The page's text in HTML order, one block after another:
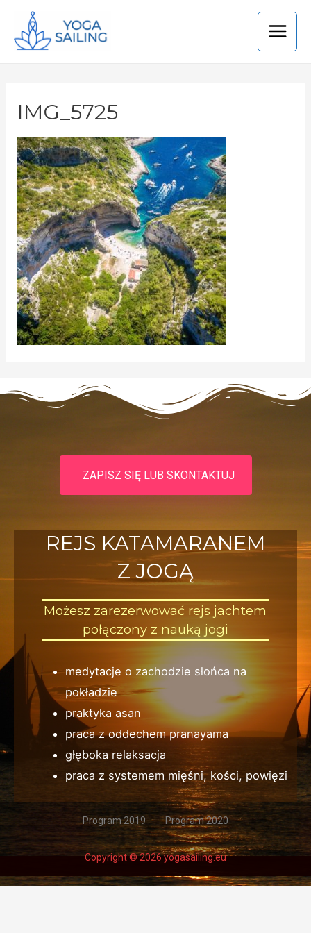
IMG_5725
REJS KATAMARANEM
Z JOGĄ
Możesz zarezerwować rejs jachtem
połączony z nauką jogi
medytacje o zachodzie słońca na
pokładzie
praktyka asan
praca z oddechem pranayama
głęboka relaksacja
praca z systemem mięśni, kości, powięzi
ZAPISZ SIĘ LUB SKONTAKTUJ
Copyright © 2026 yogasailing.eu
Program 2019 Program 2020